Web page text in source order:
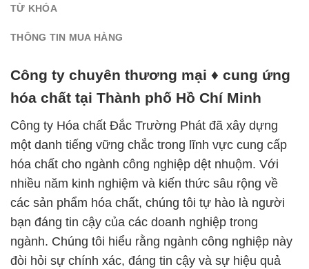
TỪ KHÓA
THÔNG TIN MUA HÀNG
Công ty chuyên thương mại ♦ cung ứng
hóa chất tại Thành phố Hồ Chí Minh
Công ty Hóa chất Đắc Trường Phát đã xây dựng
một danh tiếng vững chắc trong lĩnh vực cung cấp
hóa chất cho ngành công nghiệp dệt nhuộm. Với
nhiều năm kinh nghiệm và kiến thức sâu rộng về
các sản phẩm hóa chất, chúng tôi tự hào là người
bạn đáng tin cậy của các doanh nghiệp trong
ngành. Chúng tôi hiểu rằng ngành công nghiệp này
đòi hỏi sự chính xác, đáng tin cậy và sự hiệu quả